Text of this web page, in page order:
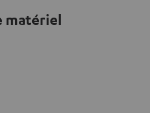
matériel